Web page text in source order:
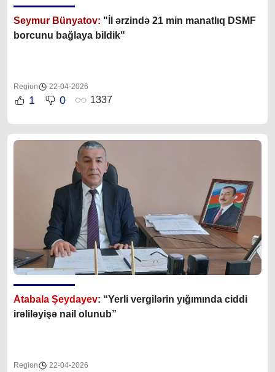
Seymur Bünyatov: "İl ərzində 21 min manatlıq DSMF
borcunu bağlaya bildik"
Region 22-04-2026
1 0 1337
Atabala Şeydayev: “Yerli vergilərin yığımında ciddi
irəliləyişə nail olunub”
Region 22-04-2026